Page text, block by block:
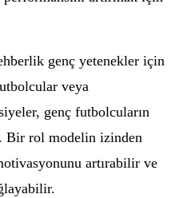
genç yetenekler için
veya
genç futbolcuların
Bir rol modelin izinden
artırabilir ve